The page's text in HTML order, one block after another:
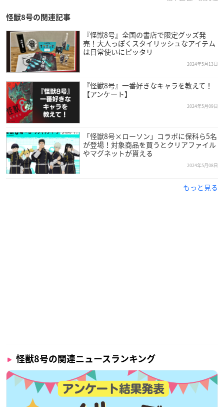
怪獣8号の関連記事
『怪獣8号』全国の書店で限定グッズ発
売！大人っぽくスタイリッシュなアイテム
は日常使いにピッタリ
2024年5月13日
『怪獣8号』一番好きなキャラを教えて！
【アンケート】
2024年5月09日
「怪獣8号×ローソン」コラボに保科ら5名
が登場！対象商品を買うとクリアファイル
やマグネットが貰える
2024年5月08日
もっと見る
怪獣8号の関連ニュースランキング